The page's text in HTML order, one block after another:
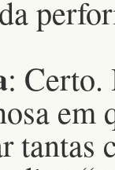
: Certo.
em
tantas